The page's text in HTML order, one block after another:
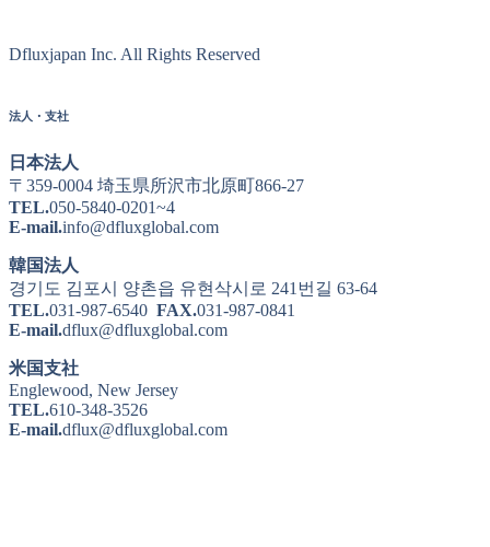
Dfluxjapan Inc. All Rights Reserved
法人・支社
日本法人
〒359-0004 埼玉県所沢市北原町866-27
TEL.050-5840-0201~4
E-mail.info@dfluxglobal.com
韓国法人
경기도 김포시 양촌읍 유현삭시로 241번길 63-64
TEL.031-987-6540 FAX.031-987-0841
E-mail.dflux@dfluxglobal.com
米国支社
Englewood, New Jersey
TEL.610-348-3526
E-mail.dflux@dfluxglobal.com